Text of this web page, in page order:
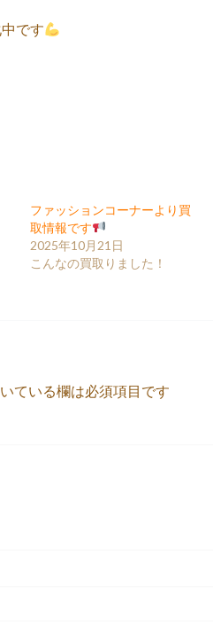
です
ファッションコーナーより買
取情報です
2025年10月21日
こんなの買取りました！
ている欄は必須項目です